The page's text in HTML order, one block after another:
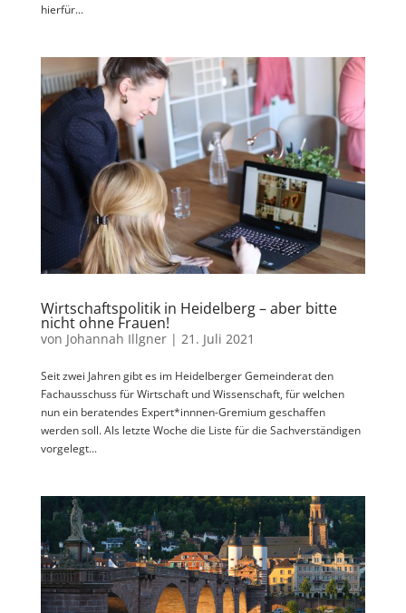
hierfür...
Wirtschaftspolitik in Heidelberg – aber bitte
nicht ohne Frauen!
von Johannah Illgner| 21. Juli 2021
Seit zwei Jahren gibt es im Heidelberger Gemeinderat den
Fachausschuss für Wirtschaft und Wissenschaft, für welchen
nun ein beratendes Expert*innnen-Gremium geschaffen
werden soll. Als letzte Woche die Liste für die Sachverständigen
vorgelegt...